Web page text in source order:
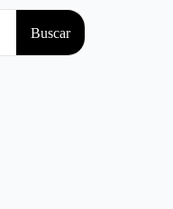
Buscar
Search
for: